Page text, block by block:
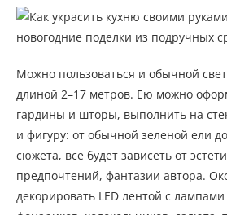
Можно пользоваться и обычной
длиной 2–17 метров. Ею можно
гардины и шторы, выполнить на
и фигуру: от обычной зеленой ели
сюжета, все будет зависеть от
предпочтений, фантазии автора.
декорировать LED лентой с